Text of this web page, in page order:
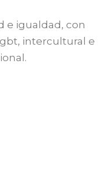
e igualdad, con
intercultural e